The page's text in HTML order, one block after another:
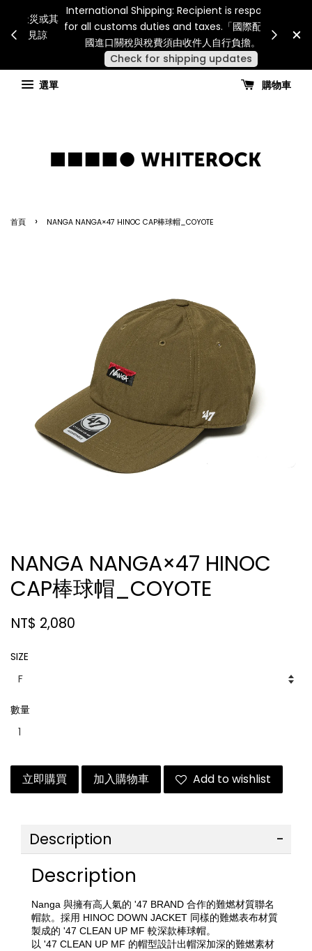
連假期間宅配服務將暫停配送。 如遇假日、天災或其
他不可抗力因素，出貨安排可能調整，敬請見諒
查看國內宅配最新公告
for all
國
選單
購物車
首頁 › NANGA NANGA×47 HINOC CAP棒球帽_COYOTE
NANGA NANGA×47 HINOC
CAP棒球帽_COYOTE
NT$ 2,080
SIZE
數量
立即購買 加入購物車 Add to wishlist
Description
Description
Nanga 與擁有高人氣的 '47 BRAND 合作的難燃材質聯名
帽款。採用 HINOC DOWN JACKET 同樣的難燃表布材質
製成的 '47 CLEAN UP MF 較深款棒球帽。
以 '47 CLEAN UP MF 的帽型設計出帽深加深的難燃素材